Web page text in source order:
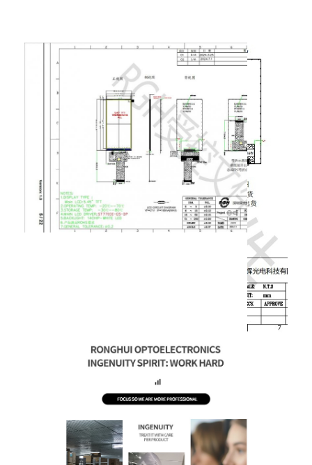
данных MIPIDSI.
ГНД
Земля
TP-RST
TP-RST
TP-INT
TP-INT
TP-SDA
TP-SCL
TP-SCL
TP-GND
TP-GND
TP-VDD TP-VDD